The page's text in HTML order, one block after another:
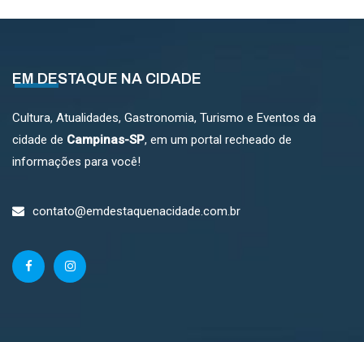
EM DESTAQUE NA CIDADE
Cultura, Atualidades, Gastronomia, Turismo e Eventos da
cidade de Campinas-SP, em um portal recheado de
informações para você!
contato@emdestaquenacidade.com.br